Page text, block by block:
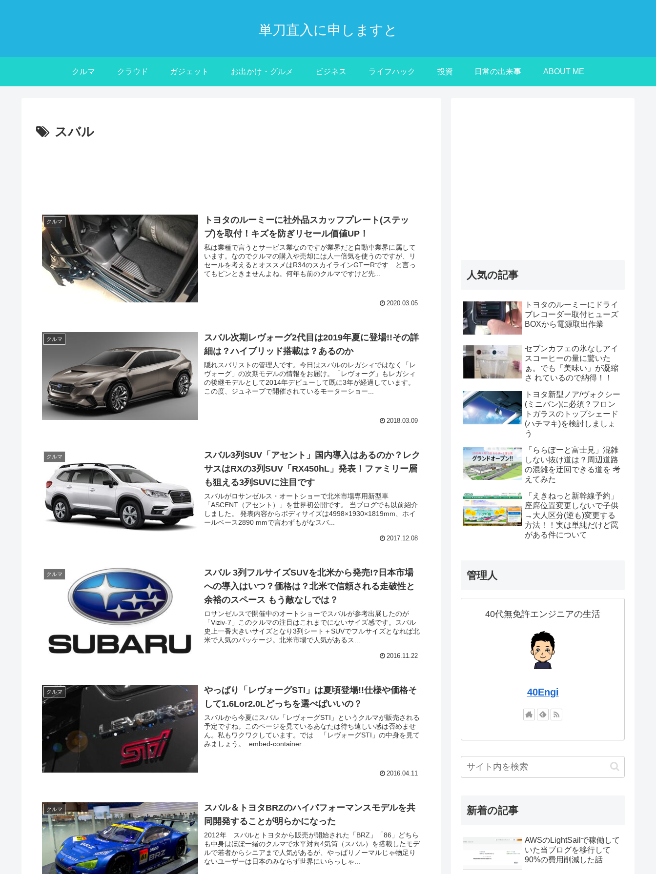
単刀直入に申しますと
クルマ クラウド ガジェット お出かけ・グルメ ビジネス ライフハック 投資 日常の出来事 ABOUT ME
スバル
クルマ
トヨタのルーミーに社外品スカッフプレート(ステッ
プ)を取付！キズを防ぎリセール価値UP！
私は業種で言うとサービス業なのですが業界だと自動車業界に属して
います。なのでクルマの購入や売却には人一倍気を使うのですが、リ
セールを考えるとオススメはR34のスカイラインGTーRです と言っ
てもピンときませんよね。何年も前のクルマですけど先...
2020.03.05
クルマ
スバル次期レヴォーグ2代目は2019年夏に登場!!その詳
細は？ハイブリッド搭載は？あるのか
隠れスバリストの管理人です。今日はスバルのレガシィではなく「レ
ヴォーグ」の次期モデルの情報をお届け。「レヴォーグ」もレガシィ
の後継モデルとして2014年デビューして既に3年が経過しています。
この度、ジュネーブで開催されているモーターショー...
2018.03.09
クルマ
スバル3列SUV「アセント」国内導入はあるのか？レク
サスはRXの3列SUV「RX450hL」発表！ファミリー層
も狙える3列SUVに注目です
スバルがロサンゼルス・オートショーで北米市場専用新型車
「ASCENT（アセント）」を世界初公開です。 当ブログでも以前紹介
しました。 発表内容からボディサイズは4998×1930×1819mm、ホイ
ールベース2890 mmで言わずもがなスバ...
2017.12.08
クルマ
スバル 3列フルサイズSUVを北米から発売!?日本市場
への導入はいつ？価格は？北米で信頼される走破性と
余裕のスペース もう敵なしでは？
ロサンゼルスで開催中のオートショーでスバルが参考出展したのが
「Viziv-7」このクルマの注目はこれまでにないサイズ感です。スバル
史上一番大きいサイズとなり3列シート＋SUVでフルサイズとなれば北
米で人気のパッケージ。北米市場で人気があるス...
2016.11.22
クルマ
やっぱり「レヴォーグSTI」は夏頃登場!!仕様や価格そ
して1.6Lor2.0Lどっちを選べばいいの？
スバルから今夏にスバル「レヴォーグSTI」というクルマが販売される
予定ですね。このページを見ているあなたは待ち遠しい感は否めませ
ん。私もワクワクしています。では 「レヴォーグSTI」の中身を見て
みましょう。 .embed-container...
2016.04.11
クルマ
スバル＆トヨタBRZのハイパフォーマンスモデルを共
同開発することが明らかになった
2012年 スバルとトヨタから販売が開始された「BRZ」「86」どちら
も中身はほぼ一緒のクルマで水平対向4気筒（スバル）を搭載したモデ
ルで若者からシニアまで人気があるが、やっぱりノーマルじゃ物足り
ないユーザーは日本のみならず世界にいらっしゃ...
人気の記事
トヨタのルーミーにドライ
ブレコーダー取付ヒューズ
BOXから電源取出作業
セブンカフェの氷なしアイ
スコーヒーの量に驚いた
ぁ。でも「美味い」が凝縮
さ れているので納得！！
トヨタ新型ノア/ヴォクシー
(ミニバン)に必須？フロン
トガラスのトップシェード
(ハチマキ)を検討しましょ
う
「ららぽーと富士見」混雑
しない抜け道は？周辺道路
の混雑を迂回できる道を 考
えてみた
「えきねっと新幹線予約」
座席位置変更しないで子供
→大人区分(逆も)変更する
方法！！実は単純だけど罠
がある件について
管理人
40代無免許エンジニアの生活
40Engi
新着の記事
AWSのLightSailで稼働して
いた当ブログを移行して
90%の費用削減した話